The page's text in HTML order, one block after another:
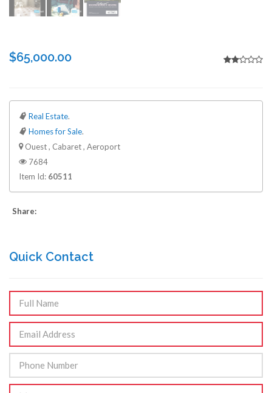
$65,000.00
Real Estate.
Homes for Sale.
Ouest , Cabaret , Aeroport
7684
Item Id: 60511
Share:
Quick Contact